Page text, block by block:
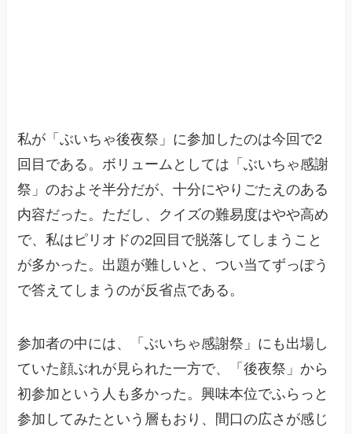
私が「ぶいちゃ後夜祭」に参加したのは今回で2
回目である。ボリュームとしては「ぶいちゃ感謝
祭」のおよそ半分だが、十分にやりごたえのある
内容だった。ただし、クイズの難易度はやや高め
で、私はピリオドの2回目で脱落してしまうこと
が多かった。出題が難しいと、つい当てずっぽう
で答えてしまうのが反省点である。
参加者の中には、「ぶいちゃ感謝祭」にも出場し
ていた顔ぶれが見られた一方で、「後夜祭」から
初参加という人も多かった。興味本位でふらっと
参加してみたという層もおり、間口の広さが感じ